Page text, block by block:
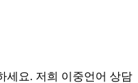
세요. 저희 이중언어 상담